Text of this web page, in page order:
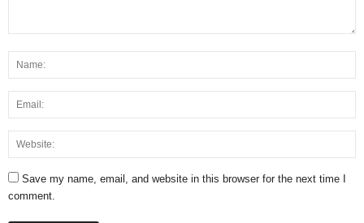
Save my name, email, and website in this browser for the next time I
comment.